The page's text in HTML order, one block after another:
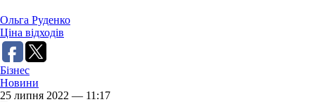
Ольга Руденко
Ціна відходів
Бізнес
Новини
25 липня 2022 — 11:17